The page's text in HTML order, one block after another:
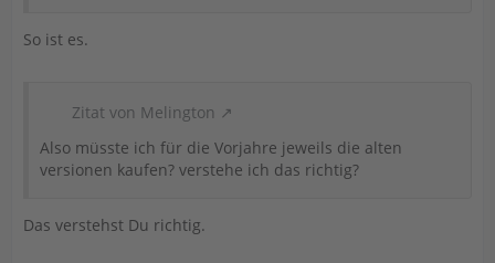
So ist es.
Zitat von Melington
Also müsste ich für die Vorjahre jeweils die alten
versionen kaufen? verstehe ich das richtig?
Das verstehst Du richtig.